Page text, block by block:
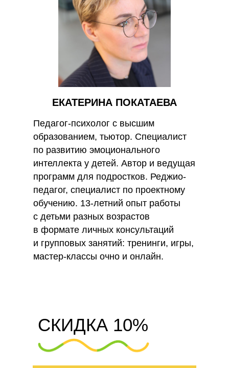
ЕКАТЕРИНА ПОКАТАЕВА
Педагог-психолог с высшим
образованием, тьютор. Специалист
по развитию эмоционального
интеллекта у детей. Автор и ведущая
программ для подростков. Реджио-
педагог, специалист по проектному
обучению. 13-летний опыт работы
с детьми разных возрастов
в формате личных консультаций
и групповых занятий: тренинги, игры,
мастер-классы очно и онлайн.
СКИДКА 10%